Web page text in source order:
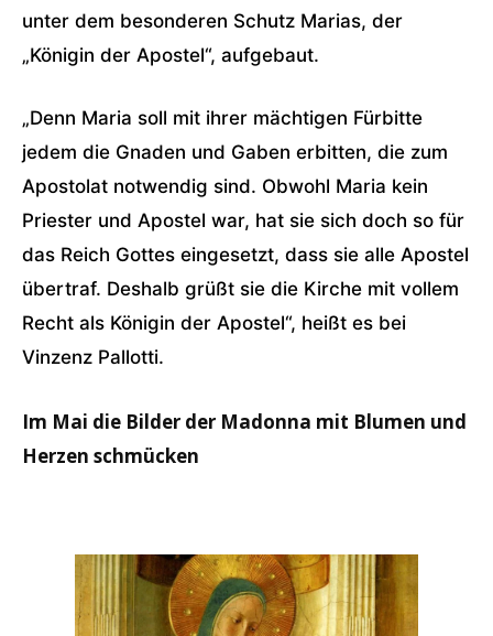
unter dem besonderen Schutz Marias, der
„Königin der Apostel“, aufgebaut.
„Denn Maria soll mit ihrer mächtigen Fürbitte
jedem die Gnaden und Gaben erbitten, die zum
Apostolat notwendig sind. Obwohl Maria kein
Priester und Apostel war, hat sie sich doch so für
das Reich Gottes eingesetzt, dass sie alle Apostel
übertraf. Deshalb grüßt sie die Kirche mit vollem
Recht als Königin der Apostel“, heißt es bei
Vinzenz Pallotti.
Im Mai die Bilder der Madonna mit Blumen und
Herzen schmücken